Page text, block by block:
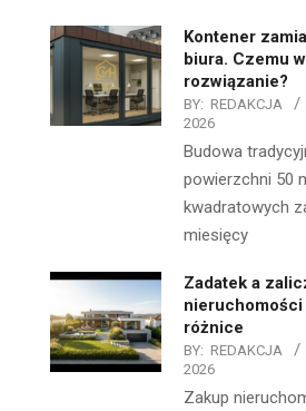
Kontener
biura. Czemu
rozwiązanie?
BY: REDAKCJA
2026
Budowa
powierzchni 50
kwadratowych
miesięcy
Zadatek a
różnice
BY: REDAKCJA
2026
Zakup